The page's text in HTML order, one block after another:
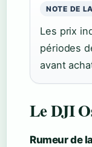
NOTE DE
Les prix
périodes
avant
Le DJI
Rumeur de